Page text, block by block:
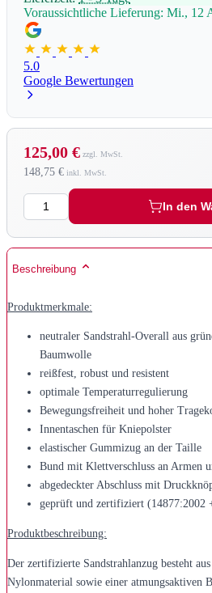
Voraussichtliche Lieferung: Mi., 12
5.0
Google Bewertungen
148,75 €
125,00 €
Menge
In den
Beschreibung
Produktmerkmale:
neutraler Sandstrahl-Overall aus
Baumwolle
reißfest, robust und resistent
optimale Temperaturregulierung
Bewegungsfreiheit und hoher
Innentaschen für Kniepolster
elastischer Gummizug an der Taille
Bund mit Klettverschluss an Armen
abgedeckter Abschluss mit
geprüft und zertifiziert (14877:2002
Produktbeschreibung:
Der zertifizierte Sandstrahlanzug besteht
Nylonmaterial sowie einer atmungsaktiven